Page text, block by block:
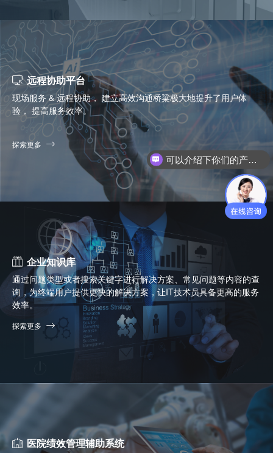
远程协助平台
现场服务 & 远程协助， 建立高效沟通桥粱极大地提升了用户体
验， 提高服务效率。
探索更多
企业知识库
通过问题类型或者搜索关键字进行解决方案、常见问题等内容的查
询，为终端用户提供更快的解决方案，让IT技术员具备更高的服务
效率。
探索更多
医院绩效管理辅助系统
你们是怎么收费的呢？